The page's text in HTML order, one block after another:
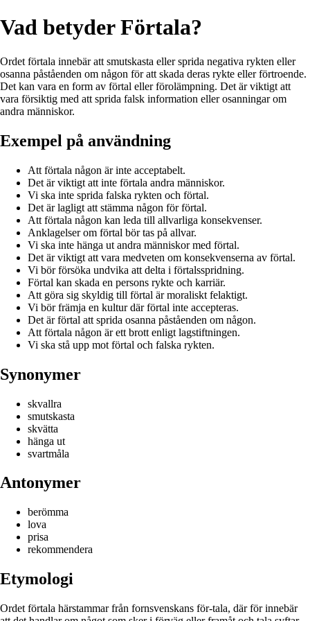
Vad betyder Förtala?
Ordet förtala innebär att smutskasta eller sprida negativa rykten eller
osanna påståenden om någon för att skada deras rykte eller förtroende.
Det kan vara en form av förtal eller förolämpning. Det är viktigt att
vara försiktig med att sprida falsk information eller osanningar om
andra människor.
Exempel på användning
Att förtala någon är inte acceptabelt.
Det är viktigt att inte förtala andra människor.
Vi ska inte sprida falska rykten och förtal.
Det är lagligt att stämma någon för förtal.
Att förtala någon kan leda till allvarliga konsekvenser.
Anklagelser om förtal bör tas på allvar.
Vi ska inte hänga ut andra människor med förtal.
Det är viktigt att vara medveten om konsekvenserna av förtal.
Vi bör försöka undvika att delta i förtalsspridning.
Förtal kan skada en persons rykte och karriär.
Att göra sig skyldig till förtal är moraliskt felaktigt.
Vi bör främja en kultur där förtal inte accepteras.
Det är förtal att sprida osanna påståenden om någon.
Att förtala någon är ett brott enligt lagstiftningen.
Vi ska stå upp mot förtal och falska rykten.
Synonymer
skvallra
smutskasta
skvätta
hänga ut
svartmåla
Antonymer
berömma
lova
prisa
rekommendera
Etymologi
Ordet förtala härstammar från fornsvenskans för-tala, där för innebär